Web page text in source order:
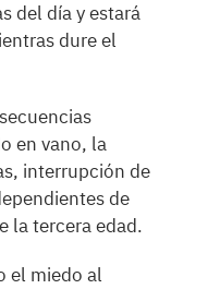
del día y estará
dure el
en vano, la
interrupción de
de
la tercera edad.
el miedo al